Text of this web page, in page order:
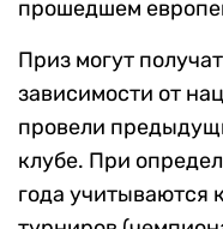
прошедшем
Приз могут
зависимости от
провели
клубе. При
года учитываются